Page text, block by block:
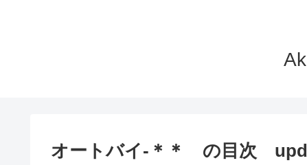
オートバイ-＊＊ の目次